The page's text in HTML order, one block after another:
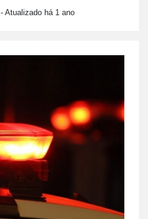
- Atualizado há 1 ano